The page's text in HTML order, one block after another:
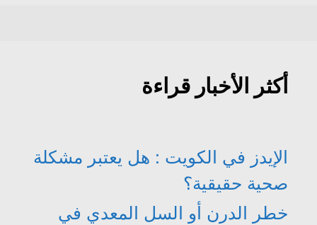
أكثر الأخبار قراءة
الإيدز في الكويت : هل يعتبر مشكلة
صحية حقيقية؟
خطر الدرن أو السل المعدي في